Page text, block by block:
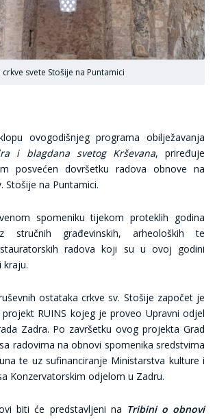
svete Stošije na Puntamici
ovogodišnjeg programa obilježavanja
i blagdana svetog Krševana, priređuje
posvećen dovršetku radova obnove na
Stošije na Puntamici.
spomeniku tijekom proteklih godina
stručnih građevinskih, arheoloških te
radova koji su u ovoj godini
kraju.
ostataka crkve sv. Stošije započet je
RUINS kojeg je proveo Upravni odjel
Zadra. Po završetku ovog projekta Grad
radovima na obnovi spomenika sredstvima
te uz sufinanciranje Ministarstva kulture i
Konzervatorskim odjelom u Zadru.
biti će predstavljeni na Tribini o obnovi